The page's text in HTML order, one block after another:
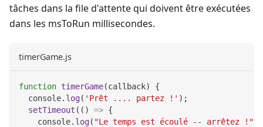
tâches dans la file d'attente qui doivent être exécutées
dans les msToRun millisecondes.
timerGame.js
function timerGame(callback)
{
console. log( 'Prêt .... partez !' ) ;
setTimeout ( ( ) => {
console. log( "Le temps est écoulé -- arrêtez !"